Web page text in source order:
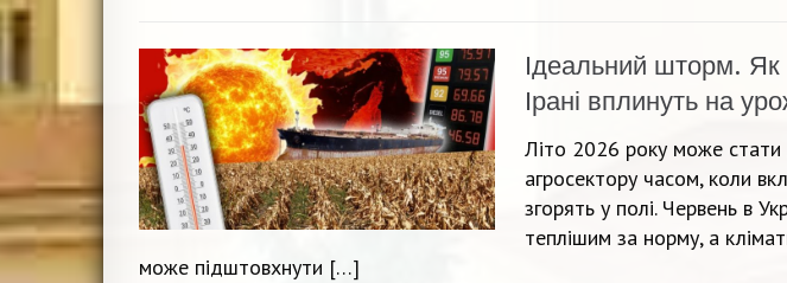
Ідеальний шторм. Як
Ірані вплинуть на
Літо 2026 року може стати
агросектору часом, коли
згорять у полі. Червень в
теплішим за норму, а
може підштовхнути […]